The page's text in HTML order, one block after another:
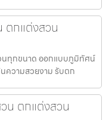
ตกแต่งสวน
นทุกขนาด ออกแบบภูมิทัศน์
ความสวยงาม รับตก
น ตกแต่งสวน